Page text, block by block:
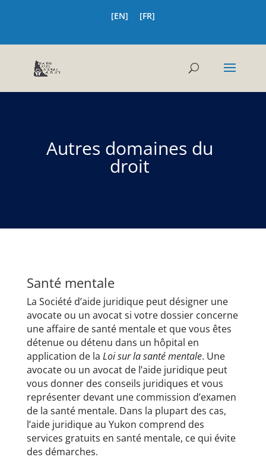
[EN] [FR]
Autres domaines du
droit
Santé mentale
La Société d’aide juridique peut désigner une
avocate ou un avocat si votre dossier concerne
une affaire de santé mentale et que vous êtes
détenue ou détenu dans un hôpital en
application de la Loi sur la santé mentale. Une
avocate ou un avocat de l’aide juridique peut
vous donner des conseils juridiques et vous
représenter devant une commission d’examen
de la santé mentale. Dans la plupart des cas,
l’aide juridique au Yukon comprend des
services gratuits en santé mentale, ce qui évite
des démarches.